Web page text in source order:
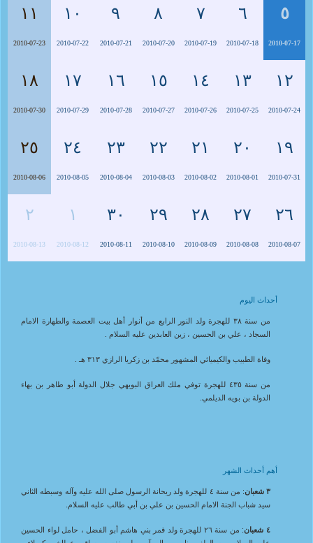
٥
2010-07-17
٦
2010-07-18
٧
2010-07-19
٨
2010-07-20
٩
2010-07-21
١٠
2010-07-22
١١
2010-07-23
١٢
2010-07-24
١٣
2010-07-25
١٤
2010-07-26
١٥
2010-07-27
١٦
2010-07-28
١٧
2010-07-29
١٨
2010-07-30
١٩
2010-07-31
٢٠
2010-08-01
٢١
2010-08-02
٢٢
2010-08-03
٢٣
2010-08-04
٢٤
2010-08-05
٢٥
2010-08-06
٢٦
2010-08-07
٢٧
2010-08-08
٢٨
2010-08-09
٢٩
2010-08-10
٣٠
2010-08-11
١
2010-08-12
٢
2010-08-13
أحداث اليوم
من سنة ٣٨ للهجرة ولد النور الرابع من أنوار أهل بيت العصمة والطهارة الامام
السجاد ، علي بن الحسين ، زين العابدين عليه السلام .
وفاة الطبيب والكيميائي المشهور محمّد بن زكريا الرازي ٣١٣ هـ .
من سنة ٤٣٥ للهجرة توفي ملك العراق البويهي جلال الدولة أبو طاهر بن بهاء
الدولة بن بويه الديلمي.
أهم أحداث الشهر
٣ شعبان
: من سنة ٤ للهجرة ولد ريحانة الرسول صلى الله عليه وآله وسبطه الثاني
سيد شباب الجنة الامام الحسين بن علي بن أبي طالب عليه السلام.
٤ شعبان
: من سنة ٢٦ للهجرة ولد قمر بني هاشم أبو الفضل ، حامل لواء الحسين